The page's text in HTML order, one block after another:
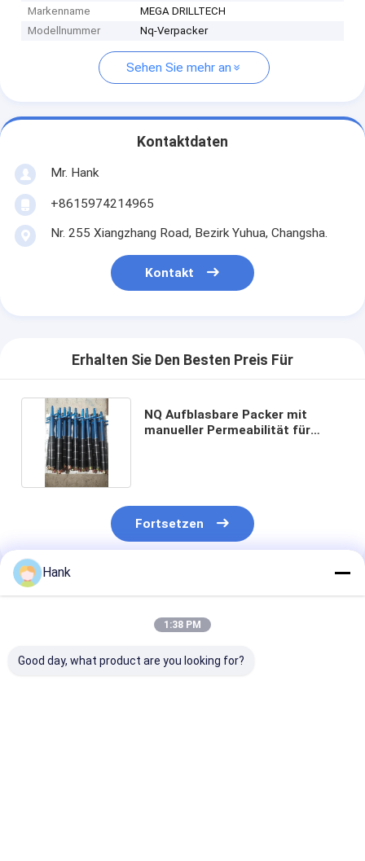
Markenname
MEGA DRILLTECH
Modellnummer
Nq-Verpacker
Sehen Sie mehr an
Kontaktdaten
Mr. Hank
+8615974214965
Nr. 255 Xiangzhang Road, Bezirk Yuhua, Changsha.
Kontakt
Erhalten Sie Den Besten Preis Für
NQ Aufblasbare Packer mit
manueller Permeabilität für
Fortsetzen
Empfohlene Produkte
Hank
1:38 PM
Good day, what product are you looking for?